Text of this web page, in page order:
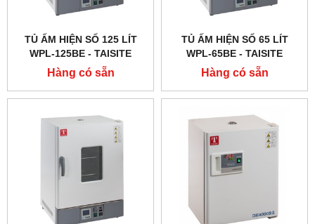
TỦ ẤM HIỆN SỐ 125 LÍT
WPL-125BE - TAISITE
Hàng có sẵn
TỦ ẤM HIỆN SỐ 65 LÍT
WPL-65BE - TAISITE
Hàng có sẵn